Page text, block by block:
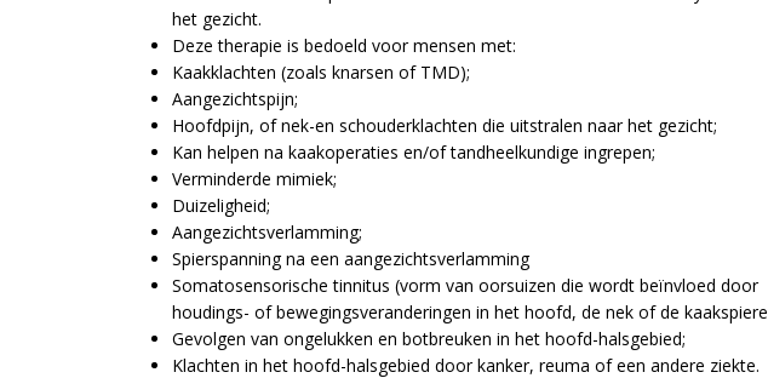
het gezicht.
Deze therapie is bedoeld voor mensen met:
Kaakklachten (zoals knarsen of TMD);
Aangezichtspijn;
Hoofdpijn, of nek-en schouderklachten die uitstralen naar het gezicht;
Kan helpen na kaakoperaties en/of tandheelkundige ingrepen;
Verminderde mimiek;
Duizeligheid;
Aangezichtsverlamming;
Spierspanning na een aangezichtsverlamming
Somatosensorische tinnitus (vorm van oorsuizen die wordt beïnvloed door
houdings- of bewegingsveranderingen in het hoofd, de nek of de
Gevolgen van ongelukken en botbreuken in het hoofd-halsgebied;
Klachten in het hoofd-halsgebied door kanker, reuma of een andere ziekte.